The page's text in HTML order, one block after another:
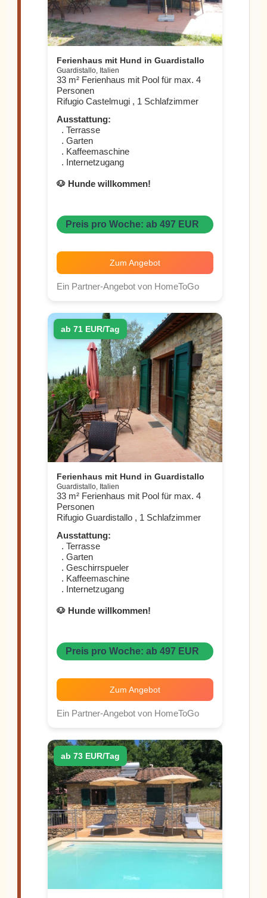
Ferienhaus mit Hund in Guardistallo
Guardistallo, Italien
33 m² Ferienhaus mit Pool für max. 4
Personen
Rifugio Castelmugi , 1 Schlafzimmer
Ausstattung:
. Terrasse
. Garten
. Kaffeemaschine
. Internetzugang
🐶 Hunde willkommen!
Preis pro Woche: ab 497 EUR
Zum Angebot
Ein Partner-Angebot von HomeToGo
ab 71 EUR/Tag
Ferienhaus mit Hund in Guardistallo
Guardistallo, Italien
33 m² Ferienhaus mit Pool für max. 4
Personen
Rifugio Guardistallo , 1 Schlafzimmer
Ausstattung:
. Terrasse
. Garten
. Geschirrspueler
. Kaffeemaschine
. Internetzugang
🐶 Hunde willkommen!
Preis pro Woche: ab 497 EUR
Zum Angebot
Ein Partner-Angebot von HomeToGo
ab 73 EUR/Tag